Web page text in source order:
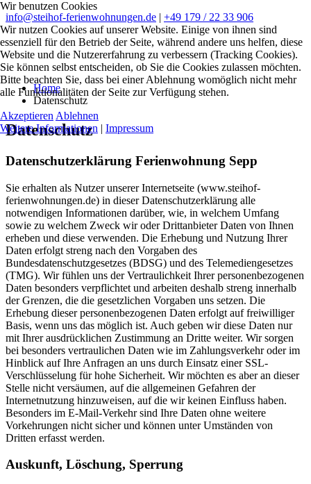
info@steihof-ferienwohnungen.de | +49 179 / 22 33 906
Home
Datenschutz
Datenschutz
Datenschutzerklärung Ferienwohnung Sepp
Sie erhalten als Nutzer unserer Internetseite (www.steihof-
ferienwohnungen.de) in dieser Datenschutzerklärung alle
notwendigen Informationen darüber, wie, in welchem Umfang
sowie zu welchem Zweck wir oder Drittanbieter Daten von Ihnen
erheben und diese verwenden. Die Erhebung und Nutzung Ihrer
Daten erfolgt streng nach den Vorgaben des
Bundesdatenschutzgesetzes (BDSG) und des Telemediengesetzes
(TMG). Wir fühlen uns der Vertraulichkeit Ihrer personenbezogenen
Daten besonders verpflichtet und arbeiten deshalb streng innerhalb
der Grenzen, die die gesetzlichen Vorgaben uns setzen. Die
Erhebung dieser personenbezogenen Daten erfolgt auf freiwilliger
Basis, wenn uns das möglich ist. Auch geben wir diese Daten nur
mit Ihrer ausdrücklichen Zustimmung an Dritte weiter. Wir sorgen
bei besonders vertraulichen Daten wie im Zahlungsverkehr oder im
Hinblick auf Ihre Anfragen an uns durch Einsatz einer SSL-
Verschlüsselung für hohe Sicherheit. Wir möchten es aber an dieser
Stelle nicht versäumen, auf die allgemeinen Gefahren der
Internetnutzung hinzuweisen, auf die wir keinen Einfluss haben.
Besonders im E-Mail-Verkehr sind Ihre Daten ohne weitere
Vorkehrungen nicht sicher und können unter Umständen von
Dritten erfasst werden.
Auskunft, Löschung, Sperrung
Wir benutzen Cookies
Wir nutzen Cookies auf unserer Website. Einige von ihnen sind
essenziell für den Betrieb der Seite, während andere uns helfen, diese
Website und die Nutzererfahrung zu verbessern (Tracking Cookies).
Sie können selbst entscheiden, ob Sie die Cookies zulassen möchten.
Bitte beachten Sie, dass bei einer Ablehnung womöglich nicht mehr
alle Funktionalitäten der Seite zur Verfügung stehen.
Akzeptieren Ablehnen
Weitere Informationen | Impressum